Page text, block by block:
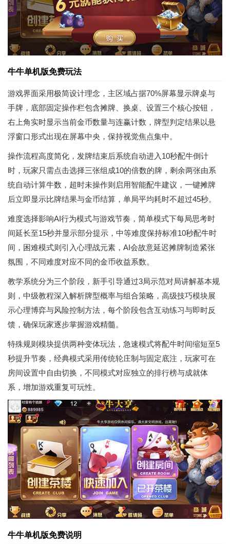
牛牛单机版免费玩法
游戏界面采用极简设计理念，主区域占据70%屏幕显示牌桌与
手牌，底部固定操作栏包含摊牌、换桌、设置三个核心按钮，
右上角实时显示当前金币数量与连赢计数，牌型判定结果以悬
浮窗口形式出现在屏幕中央，保持视觉焦点集中。
操作流程高度简化，发牌结束后系统自动进入10秒配牛倒计
时，玩家只需点击选择三张组成10的倍数的牌，剩余两张由系
统自动计算牛数，超时未操作则启用智能配牛建议，一键摊牌
后立即显示比牌结果与金币结算，单局平均耗时不超过45秒。
难度选择影响AI行为模式与游戏节奏，简单模式下每局思考时
间延长至15秒并显示部分提示，中等难度保持标准10秒配牛时
间，困难模式则引入心理战元素，AI会故意延迟摊牌制造紧张
氛围，不同难度对应不同的金币收益系数。
教学系统分为三个阶段，新手引导通过3局示范对局讲解基本规
则，中级教程深入解析牌型概率与组合策略，高级技巧模块展
示心理博弈与风险控制方法，每个阶段包含互动练习与即时反
馈，确保玩家逐步掌握游戏精髓。
特殊规则模块提供两种变体玩法，急速模式将配牛时间缩短至5
秒提升节奏，经典模式采用传统轮庄制与固定底注，玩家可在
房间设置中自由切换，不同模式对应独立的排行榜与成就体
系，增加游戏重复可玩性。
牛牛单机版免费说明